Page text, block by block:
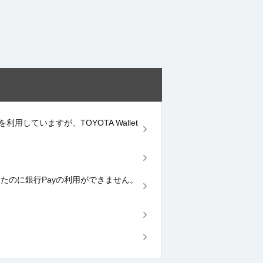
利用していますが、TOYOTA Wallet
のに銀行Payの利用ができません。